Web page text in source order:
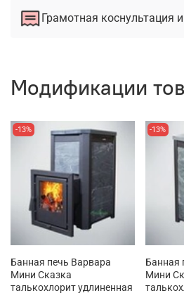
Грамотная коснультация
Модификации
-13%
Банная печь Варвара
Мини Сказка
талькохлорит удлиненная
-13%
Банная
Мини